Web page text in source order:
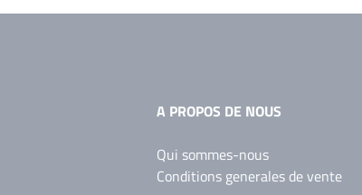
A PROPOS DE NOUS
Qui sommes-nous
Conditions generales de vente